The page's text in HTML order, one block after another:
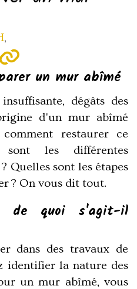
,
un mur abîmé
dégâts des
d'un mur abîmé
restaurer ce
les différentes
Quelles sont les étapes
? On vous dit tout.
de quoi s'agit-il
dans des travaux de
identifier la nature des
un mur abîmé, vous